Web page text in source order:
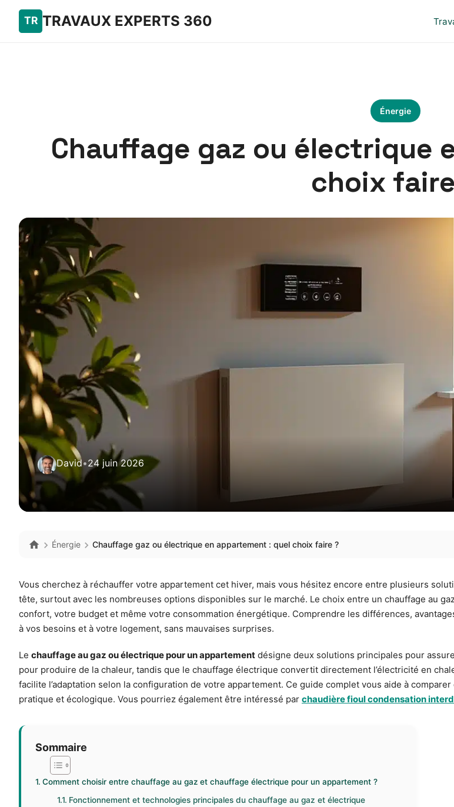
TRAVAUX EXPERTS 360
Énergie
Chauffage gaz ou électrique
choix
David•24 juin 2026
Énergie Chauffage gaz ou électrique en appartement : quel choix faire ?
Vous cherchez à réchauffer votre appartement cet hiver, mais vous hésitez encore entre plusieurs
tête, surtout avec les nombreuses options disponibles sur le marché. Le choix entre un chauffage au
confort, votre budget et même votre consommation énergétique. Comprendre les différences,
à vos besoins et à votre logement, sans mauvaises surprises.
Le chauffage au gaz ou électrique pour un appartement désigne deux solutions principales pour
pour produire de la chaleur, tandis que le chauffage électrique convertit directement l’électricité en
facilite l’adaptation selon la configuration de votre appartement. Ce guide complet vous aide à
pratique et écologique. Vous pourriez également être intéressé par chaudière fioul condensation
Sommaire
Comment choisir entre chauffage au gaz et chauffage électrique pour un appartement ?
Fonctionnement et technologies principales du chauffage au gaz et électrique